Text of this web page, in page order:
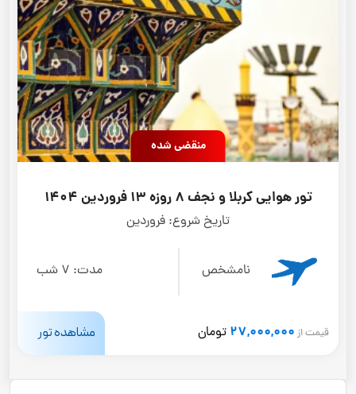
منقضی شده
تور هوایی کربلا و نجف 8 روزه 13 فروردین 1404
تاریخ شروع: فروردین
نامشخص مدت: 7 شب
قیمت از 27,000,000 تومان مشاهده تور